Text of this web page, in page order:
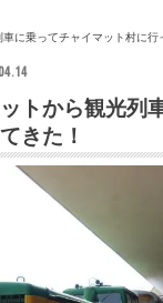
に乗ってチャイマット村に行
トから観光列
きた！